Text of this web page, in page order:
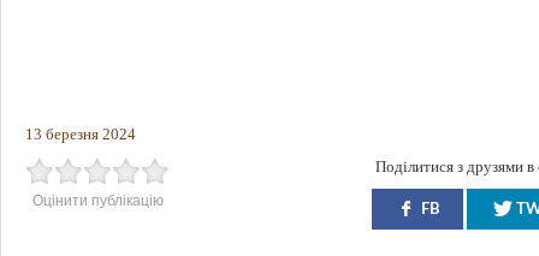
13 березня 2024
Оцінити публікацію
Поділитися з друзями
FB